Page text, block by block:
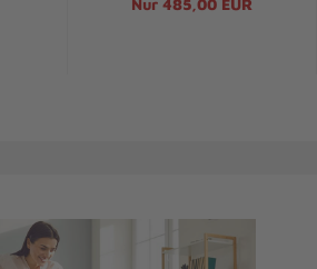
Nur 485,00 EUR